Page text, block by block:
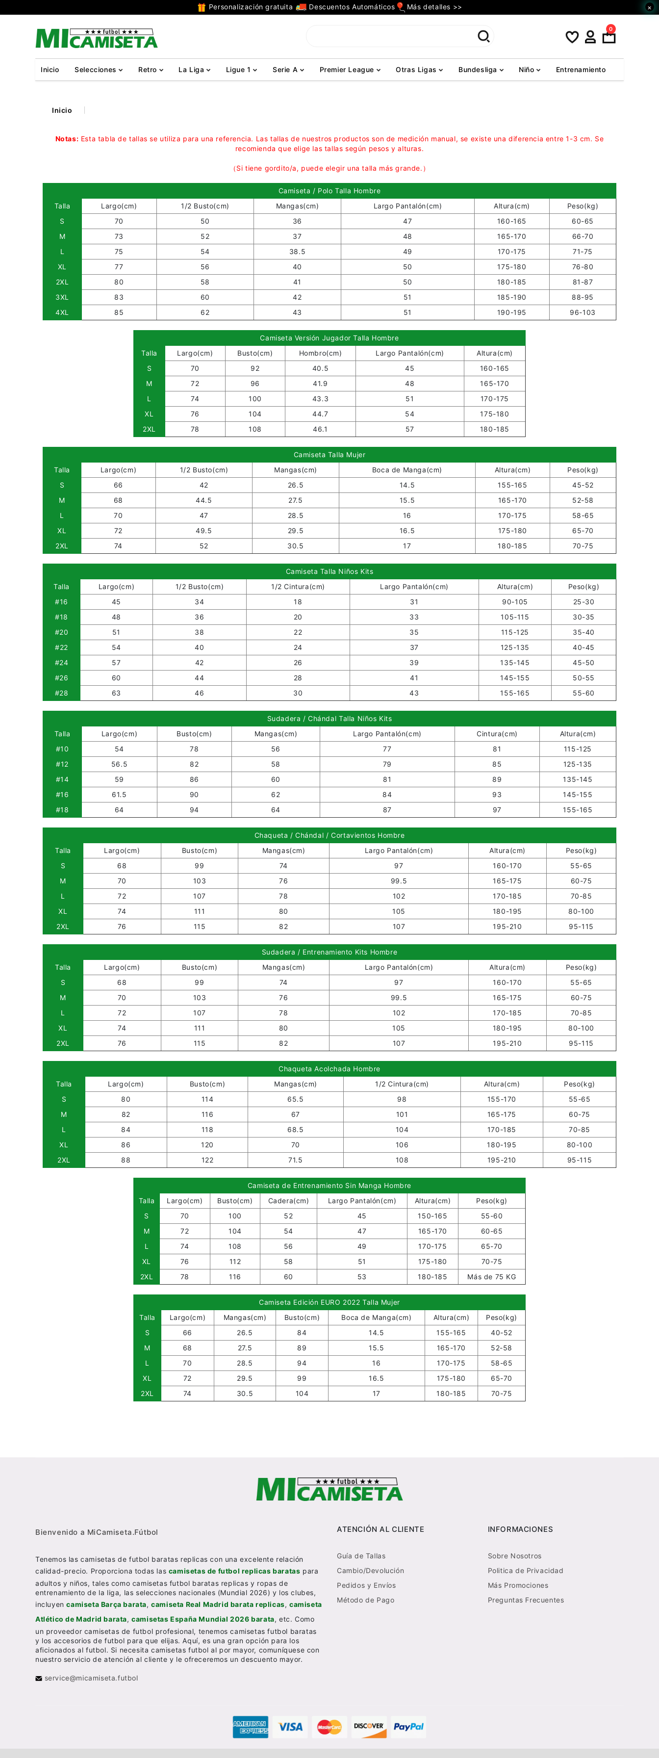
Personalización gratuita Descuentos Automáticos Más detalles >> ×
0
Inicio Selecciones Retro La Liga Ligue 1 Serie A Premier League Otras Ligas Bundesliga Niño Entrenamiento
Inicio
Notas: Esta tabla de tallas se utiliza para una referencia. Las tallas de nuestros productos son de medición manual, se existe una diferencia entre 1-3 cm. Se
recomienda que elige las tallas según pesos y alturas.
（Si tiene gordito/a, puede elegir una talla más grande.）
Camiseta / Polo Talla Hombre
Talla
Largo(cm) 1/2 Busto(cm) Mangas(cm) Largo Pantalón(cm) Altura(cm)
Peso(kg)
S
70 50 36 47 160-165
60-65
M
73 52 37 48 165-170
66-70
L
75 54 38.5 49 170-175
71-75
XL
77 56 40 50 175-180
76-80
2XL
80 58 41 50 180-185
81-87
3XL
83 60 42 51 185-190
88-95
4XL
85 62 43 51 190-195 96-103
Camiseta Versión Jugador Talla Hombre
Talla
Largo(cm) Busto(cm) Hombro(cm) Largo Pantalón(cm)
Altura(cm)
S
70 92 40.5 45
160-165
M
72 96 41.9 48
165-170
L
74 100 43.3 51
170-175
XL
76 104 44.7 54
175-180
2XL
78 108 46.1 57 180-185
Camiseta Talla Mujer
Talla
Largo(cm) 1/2 Busto(cm) Mangas(cm) Boca de Manga(cm) Altura(cm)
Peso(kg)
S
66 42 26.5 14.5 155-165
45-52
M
68 44.5 27.5 15.5 165-170
52-58
L
70 47 28.5 16 170-175
58-65
XL
72 49.5 29.5 16.5 175-180
65-70
2XL
74 52 30.5 17 180-185 70-75
Camiseta Talla Niños Kits
Talla
Largo(cm) 1/2 Busto(cm) 1/2 Cintura(cm) Largo Pantalón(cm) Altura(cm)
Peso(kg)
#16
45 34 18 31 90-105
25-30
#18
48 36 20 33 105-115
30-35
#20
51 38 22 35 115-125
35-40
#22
54 40 24 37 125-135
40-45
#24
57 42 26 39 135-145
45-50
#26
60 44 28 41 145-155
50-55
#28
63 46 30 43 155-165 55-60
Sudadera / Chándal Talla Niños Kits
Talla
Largo(cm) Busto(cm) Mangas(cm) Largo Pantalón(cm) Cintura(cm)
Altura(cm)
#10
54 78 56 77 81
115-125
#12
56.5 82 58 79 85
125-135
#14
59 86 60 81 89
135-145
#16
61.5 90 62 84 93
145-155
#18
64 94 64 87 97 155-165
Chaqueta / Chándal / Cortavientos Hombre
Talla
Largo(cm) Busto(cm) Mangas(cm) Largo Pantalón(cm) Altura(cm)
Peso(kg)
S
68 99 74 97 160-170
55-65
M
70 103 76 99.5 165-175
60-75
L
72 107 78 102 170-185
70-85
XL
74 111 80 105 180-195
80-100
2XL
76 115 82 107 195-210 95-115
Sudadera / Entrenamiento Kits Hombre
Talla
Largo(cm) Busto(cm) Mangas(cm) Largo Pantalón(cm) Altura(cm)
Peso(kg)
S
68 99 74 97 160-170
55-65
M
70 103 76 99.5 165-175
60-75
L
72 107 78 102 170-185
70-85
XL
74 111 80 105 180-195
80-100
2XL
76 115 82 107 195-210 95-115
Chaqueta Acolchada Hombre
Talla
Largo(cm) Busto(cm) Mangas(cm) 1/2 Cintura(cm) Altura(cm)
Peso(kg)
S
80 114 65.5 98 155-170
55-65
M
82 116 67 101 165-175
60-75
L
84 118 68.5 104 170-185
70-85
XL
86 120 70 106 180-195
80-100
2XL
88 122 71.5 108 195-210 95-115
Camiseta de Entrenamiento Sin Manga Hombre
Talla
Largo(cm) Busto(cm) Cadera(cm) Largo Pantalón(cm) Altura(cm)
Peso(kg)
S
70 100 52 45 150-165
55-60
M
72 104 54 47 165-170
60-65
L
74 108 56 49 170-175
65-70
XL
76 112 58 51 175-180
70-75
2XL
78 116 60 53 180-185 Más de 75 KG
Camiseta Edición EURO 2022 Talla Mujer
Talla
Largo(cm) Mangas(cm) Busto(cm) Boca de Manga(cm) Altura(cm)
Peso(kg)
S
66 26.5 84 14.5 155-165
40-52
M
68 27.5 89 15.5 165-170
52-58
L
70 28.5 94 16 170-175
58-65
XL
72 29.5 99 16.5 175-180
65-70
2XL
74 30.5 104 17 180-185 70-75
Bienvenido a MiCamiseta.Fútbol
Tenemos las camisetas de futbol baratas replicas con una excelente relación
calidad-precio. Proporciona todas las camisetas de futbol replicas baratas para
adultos y niños, tales como camisetas futbol baratas replicas y ropas de
entrenamiento de la liga, las selecciones nacionales (Mundial 2026) y los clubes,
incluyencamiseta Barça barata,camiseta Real Madrid barata replicas,camiseta
Atlético de Madrid barata,camisetas España Mundial 2026 barata, etc. Como
un proveedor camisetas de futbol profesional, tenemos camisetas futbol baratas
y los accesorios de futbol para que elijas. Aquí, es una gran opción para los
aficionados al futbol. Si necesita camisetas futbol al por mayor, comuníquese con
nuestro servicio de atención al cliente y le ofreceremos un descuento mayor.
ATENCIÓN AL CLIENTE
Guía de Tallas
Cambio/Devolución
Pedidos y Envíos
Método de Pago
INFORMACIONES
Sobre Nosotros
Politica de Privacidad
Más Promociones
Preguntas Frecuentes
service@micamiseta.futbol